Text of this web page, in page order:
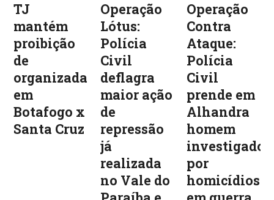
TJ
mantém
proibição
de
organizadas
em
Botafogo x
Santa Cruz
Operação
Lótus:
Polícia
Civil
deflagra
maior ação
de
repressão
já
realizada
no Vale do
Operação
Contra
Ataque:
Polícia
Civil
prende em
Alhandra
homem
investigado
por
homicídios